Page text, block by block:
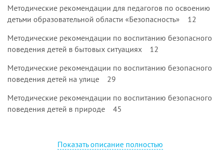
Методические рекомендации для педагогов по освоению
детьми образовательной области «Безопасность» 12
Методические рекомендации по воспитанию безопасного
поведения детей в бытовых ситуациях 12
Методические рекомендации по воспитанию безопасного
поведения детей на улице 29
Методические рекомендации по воспитанию безопасного
поведения детей в природе 45
Показать описание полностью